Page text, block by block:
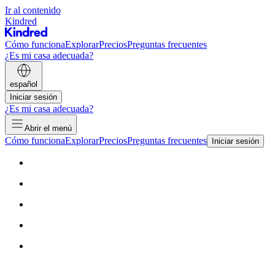
Ir al contenido
Kindred
Cómo funcionaExplorarPreciosPreguntas frecuentes
¿Es mi casa adecuada?
español
Iniciar sesión
¿Es mi casa adecuada?
Abrir el menú
Cómo funcionaExplorarPreciosPreguntas frecuentes Iniciar sesión